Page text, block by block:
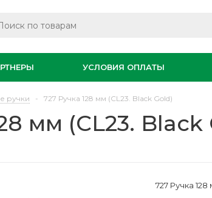
УСЛОВИЯ ОПЛАТЫ
ручки - 727 Ручка 128 мм (CL23. Black Gold)
мм (CL23. Black
727 Ручка